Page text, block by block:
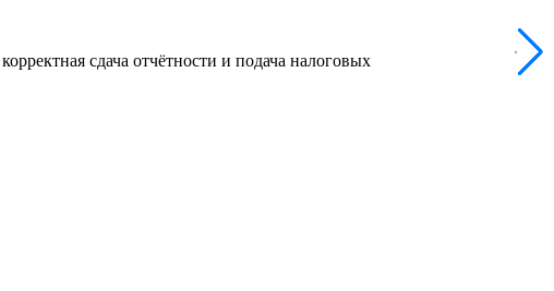
сдача отчётности и подача налоговых